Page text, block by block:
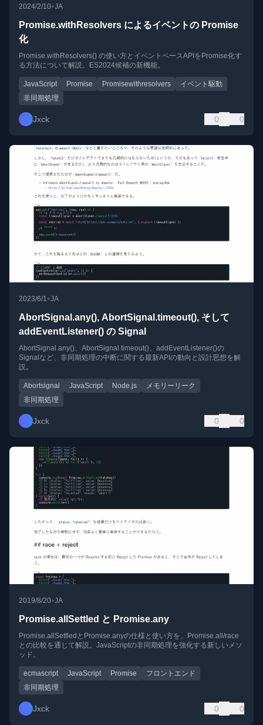
2024/2/10•JA
Promise.withResolvers によるイベントの Promise
化
Promise.withResolvers() の使い方とイベントベースAPIをPromise化す
る方法について解説。ES2024候補の新機能。
JavaScript Promise Promisewithresolvers
イベント駆動
非同期処理
Jxck 0 0
2023/6/1•JA
AbortSignal.any(), AbortSignal.timeout(), そして
addEventListener() の Signal
AbortSignal.any()、AbortSignal.timeout()、addEventListener()の
Signalなど、非同期処理の中断に関する最新APIの動向と設計思想を解
説。
Abortsignal JavaScript Node.js
メモリーリーク
非同期処理
Jxck 0 0
2019/8/20•JA
Promise.allSettled と Promise.any
Promise.allSettledとPromise.anyの仕様と使い方を、Promise.all/race
との比較を通じて解説。JavaScriptの非同期処理を強化する新しいメソ
ッド。
ecmascript JavaScript Promise
フロントエンド
非同期処理
Jxck 0 0